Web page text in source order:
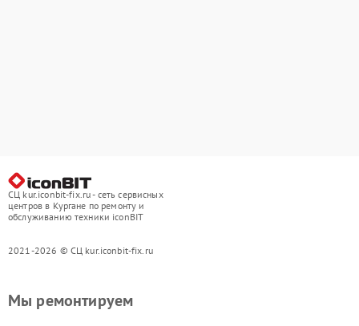
СЦ kur.iconbit-fix.ru - сеть сервисных
центров в Кургане по ремонту и
обслуживанию техники iconBIT
2021-2026 © СЦ kur.iconbit-fix.ru
Мы ремонтируем